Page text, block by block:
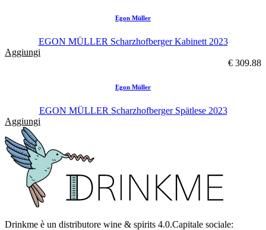
Egon Müller
EGON MÜLLER Scharzhofberger Kabinett 2023
Aggiungi
€ 309.88
Egon Müller
EGON MÜLLER Scharzhofberger Spätlese 2023
Aggiungi
Drinkme è un distributore wine & spirits 4.0.Capitale sociale: